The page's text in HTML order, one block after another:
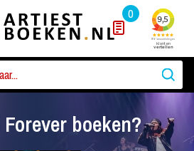
0
boeken?